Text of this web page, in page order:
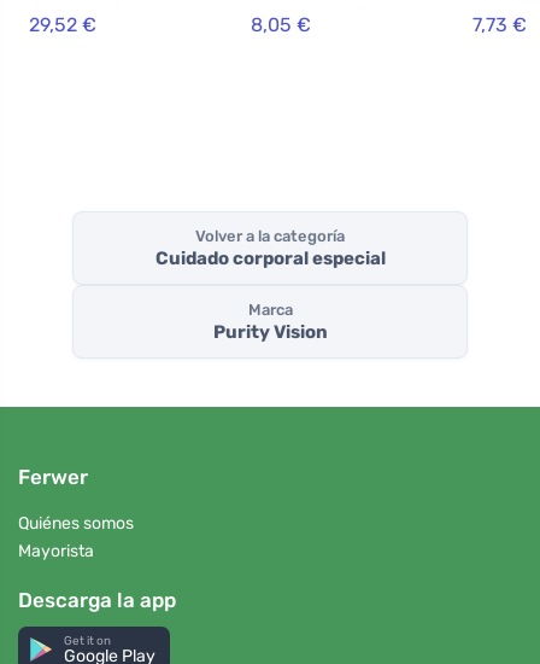
29,52 € 8,05 € 7,73 €
Volver a la categoría
Cuidado corporal especial
Marca
Purity Vision
Ferwer
Quiénes somos
Mayorista
Descarga la app
Get it on
Google Play